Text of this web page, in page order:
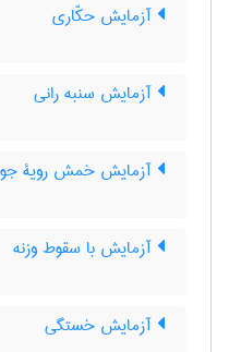
آزمایش حکّاری
آزمایش سنبه رانی
آزمایش خمش رویۀ
آزمایش با سقوط وزنه
آزمایش خستگی